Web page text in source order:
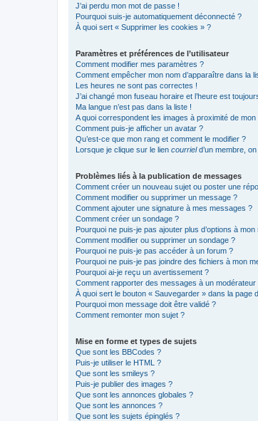
J’ai perdu mon mot de passe !
Pourquoi suis-je automatiquement déconnecté ?
À quoi sert « Supprimer les cookies » ?
Paramètres et préférences de l’utilisateur
Comment modifier mes paramètres ?
Comment empêcher mon nom d’apparaître dans la
Les heures ne sont pas correctes !
J’ai changé mon fuseau horaire et l’heure est
Ma langue n’est pas dans la liste !
A quoi correspondent les images à proximité de mon
Comment puis-je afficher un avatar ?
Qu’est-ce que mon rang et comment le modifier ?
Lorsque je clique sur le lien courrield’un membre,
Problèmes liés à la publication de messages
Comment créer un nouveau sujet ou poster une
Comment modifier ou supprimer un message ?
Comment ajouter une signature à mes messages ?
Comment créer un sondage ?
Pourquoi ne puis-je pas ajouter plus d’options à mon
Comment modifier ou supprimer un sondage ?
Pourquoi ne puis-je pas accéder à un forum ?
Pourquoi ne puis-je pas joindre des fichiers à mon
Pourquoi ai-je reçu un avertissement ?
Comment rapporter des messages à un modérateur
À quoi sert le bouton « Sauvegarder » dans la page
Pourquoi mon message doit être validé ?
Comment remonter mon sujet ?
Mise en forme et types de sujets
Que sont les BBCodes ?
Puis-je utiliser le HTML ?
Que sont les smileys ?
Puis-je publier des images ?
Que sont les annonces globales ?
Que sont les annonces ?
Que sont les sujets épinglés ?